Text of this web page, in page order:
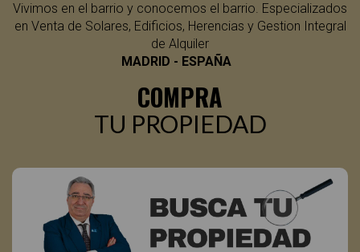
usando
whatsapp
Otras
funciones:
Copiar
link
Vivimos en el barrio y conocemos el barrio. Especializados
en Venta de Solares, Edificios, Herencias y Gestion Integral
de Alquiler
MADRID - ESPAÑA
COMPRA
TU PROPIEDAD